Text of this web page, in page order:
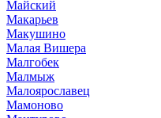
Майский
Макарьев
Макушино
Малая Вишера
Малгобек
Малмыж
Малоярославец
Мамоново